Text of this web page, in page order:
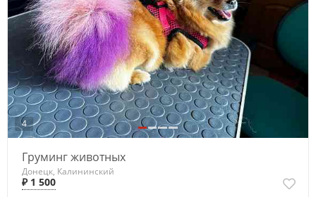
4
Груминг животных
Донецк, Калининский
₽ 1 500